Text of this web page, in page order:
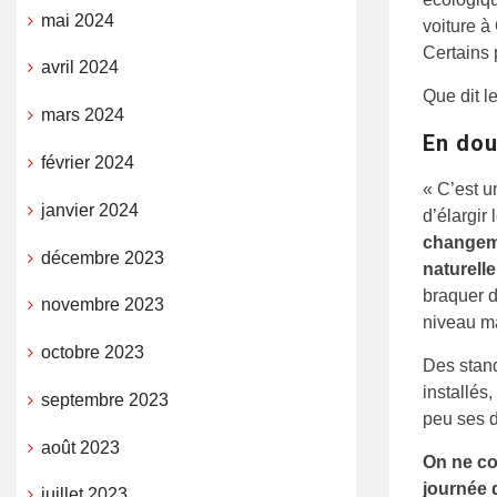
voiture à
Certains
Que dit
En
« C’est
d’élargir
braquer
niveau
Des
installés,
peu ses
On ne
journée
mai 2024
avril 2024
mars 2024
février 2024
janvier 2024
décembre 2023
novembre 2023
octobre 2023
septembre 2023
août 2023